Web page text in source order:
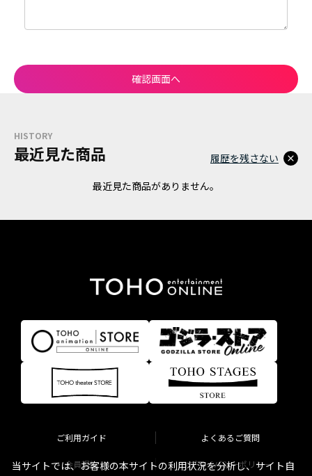
HISTORY
最近見た商品
最近見た商品がありません。
履歴を残さない
ご利用ガイド よくあるご質問
会員規約 プライバシーポリシー
当サイトでは、お客様の本サイトの利用状況を分析し、サイト自